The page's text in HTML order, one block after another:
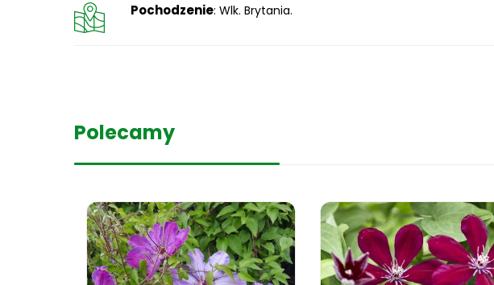
Pochodzenie: Wlk. Brytania.
Polecamy